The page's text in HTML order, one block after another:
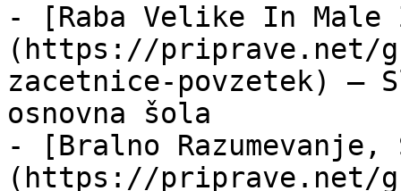
- [Raba Velike In Male
(https://priprave.net/
zacetnice-povzetek) —
osnovna šola
- [Bralno
(https://priprave.net/